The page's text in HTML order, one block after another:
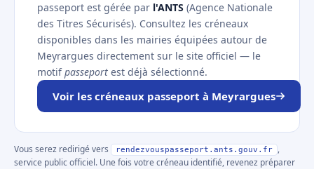
passeport est gérée par l'ANTS (Agence Nationale
des Titres Sécurisés). Consultez les créneaux
disponibles dans les mairies équipées autour de
Meyrargues directement sur le site officiel — le
motifpasseport est déjà sélectionné.
Voir les créneaux passeport à Meyrargues
Vous serez redirigé vers rendezvouspasseport.ants.gouv.fr
,
service public officiel. Une fois votre créneau identifié, revenez préparer